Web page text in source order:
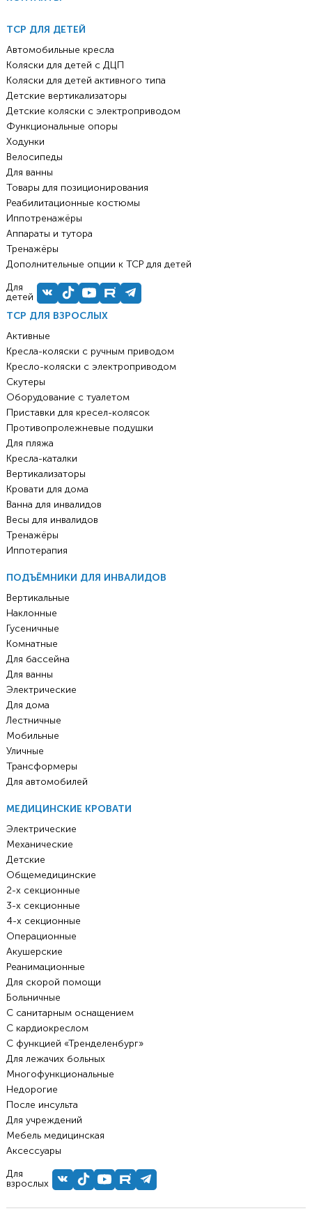
ТСР ДЛЯ ВЗРОСЛЫХ
Активные
Кресла-коляски с ручным приводом
Кресло-коляски с электроприводом
Скутеры
Оборудование с туалетом
Приставки для кресел-колясок
Противопролежневые подушки
Для пляжа
Кресла-каталки
Вертикализаторы
Кровати для дома
Ванна для инвалидов
Весы для инвалидов
Тренажёры
Иппотерапия
ПОДЪЁМНИКИ ДЛЯ ИНВАЛИДОВ
Вертикальные
Наклонные
Гусеничные
Комнатные
Для бассейна
Для ванны
Электрические
Для дома
Лестничные
Мобильные
Уличные
Трансформеры
Для автомобилей
МЕДИЦИНСКИЕ КРОВАТИ
Электрические
Механические
Детские
Общемедицинские
2-х секционные
3-х секционные
4-х секционные
Операционные
Акушерские
Реанимационные
Для скорой помощи
Больничные
С санитарным оснащением
С кардиокреслом
С функцией «Тренделенбург»
Для лежачих больных
Многофункциональные
Недорогие
После инсульта
Для учреждений
Мебель медицинская
Аксессуары
Для
взрослых
ТСР ДЛЯ ДЕТЕЙ
Автомобильные кресла
Коляски для детей с ДЦП
Коляски для детей активного типа
Детские вертикализаторы
Детские коляски с электроприводом
Функциональные опоры
Ходунки
Велосипеды
Для ванны
Товары для позиционирования
Реабилитационные костюмы
Иппотренажёры
Аппараты и тутора
Тренажёры
Дополнительные опции к ТСР для детей
Для
детей